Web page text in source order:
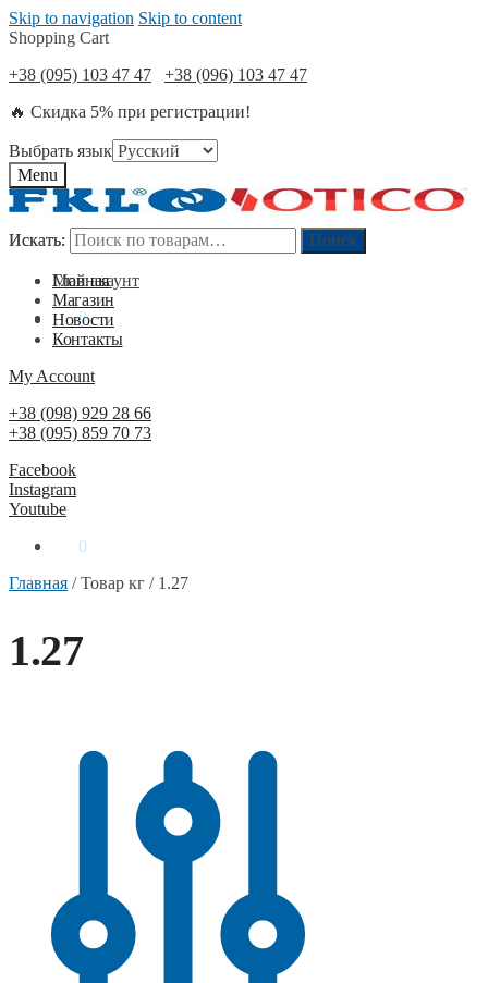
Skip to navigation Skip to content
Shopping Cart
+38 (095) 103 47 47
+38 (096) 103 47 47
🔥 Скидка 5% при регистрации!
Выбрать язык
Menu
Искать: Поиск
Мой акаунт
0₴ 0
Искать: Поиск
Главная
Магазин
Новости
Контакты
My Account
+38 (098) 929 28 66
+38 (095) 859 70 73
Facebook
Instagram
Youtube
0
Главная /Товар кг / 1.27
1.27